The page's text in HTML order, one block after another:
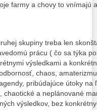
farmy a chovy to vnímajú
skupiny treba len
prácu ( čo sa týka
výsledkami a
chaos,
pribúdajúce útoky
a neplánované
výsledkov, bez